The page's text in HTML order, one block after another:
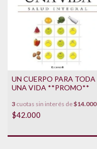
UN CUERPO PARA TODA
UNA VIDA **PROMO**
3 cuotas sin interés de$14.000
$42.000